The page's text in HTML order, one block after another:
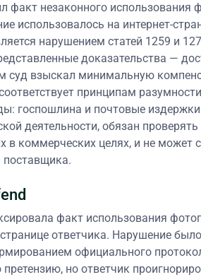
факт незаконного использования
на интернет-
нарушением статей 1259 и
доказательства —
суд взыскал минимальную
принципам
госпошлина и почтовые
деятельности, обязан
в коммерческих целях, и не может
поставщика.
факт использования
ответчика. Нарушение
официального
но ответчик